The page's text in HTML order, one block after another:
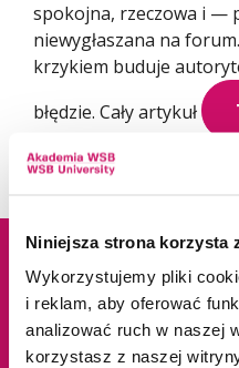
Niniejsza strona korzysta
Wykorzystujemy pliki
i reklam, aby oferować
analizować ruch w naszej
korzystasz z naszej
spokojna, rzeczowa i —
niewygłaszana na
krzykiem buduje
błędzie. Cały artykuł
Dane adresowe